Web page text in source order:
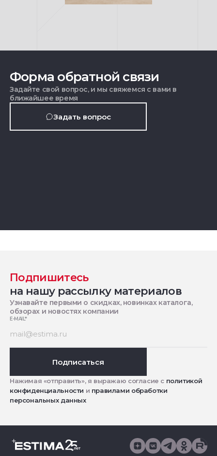
Форма обратной связи
Задайте свой вопрос, и мы свяжемся с вами в
ближайшее время
Задать вопрос
Подпишитесь
на нашу рассылку материалов
Узнавайте первыми о скидках, новинках каталога,
обзорах и новостях компании
E-MAIL*
Подписаться
Нажимая «отправить», я выражаю согласие с политикой
конфиденциальности и правилами обработки
персональных данных